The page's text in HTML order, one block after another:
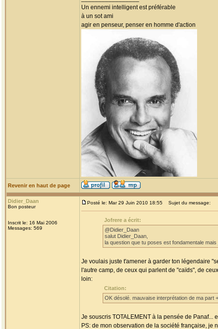
Un ennemi intelligent est préférable
à un sot ami
agir en penseur, penser en homme d'action
Revenir en haut de page
Didier_Daan
Bon posteur
Inscrit le: 16 Mai 2006
Messages: 569
Posté le: Mar 29 Juin 2010 18:55 Sujet du message:
Jofrere a écrit:
@Didier_Daan
salut Didier_Daan,
la question que tu poses est fondamentale
Je voulais juste t'amener à garder ton légendaire
l'autre camp, de ceux qui parlent de "caïds", de
loin:
Citation:
OK désolé. mauvaise interprétation de ma part
Je souscris TOTALEMENT à la pensée de
PS: de mon observation de la société française,